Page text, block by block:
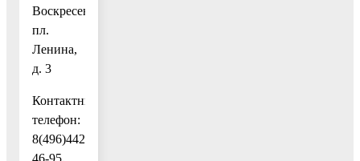
Воскресенск,
пл.
Ленина,
д. 3
Контактный
телефон:
8(496)442-
46-95,